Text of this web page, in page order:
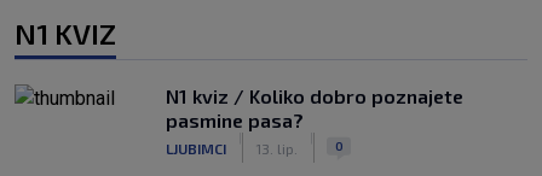
N1 KVIZ
N1 kviz / Koliko dobro poznajete
pasmine pasa?
LJUBIMCI 13. lip. 0